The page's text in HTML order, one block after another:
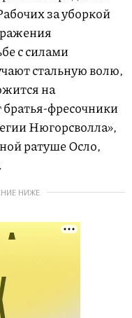
за уборкой
с силами
стальную волю,
на
фресочники
Нюгорсволла»,
ратуше Осло,
НИЖЕ